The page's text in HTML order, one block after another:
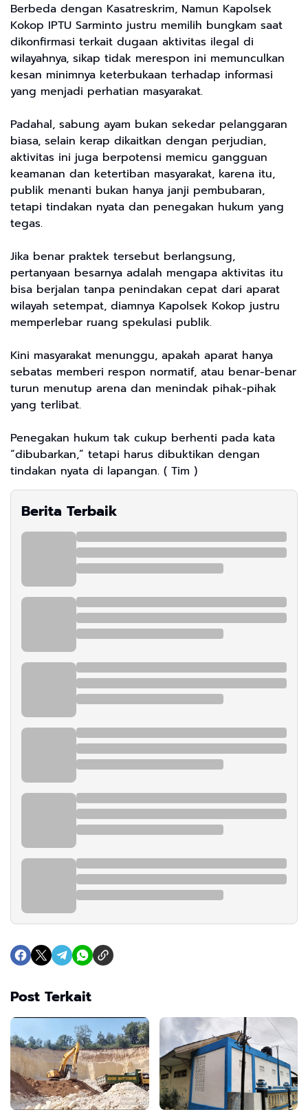
Berbeda dengan Kasatreskrim, Namun Kapolsek
Kokop IPTU Sarminto justru memilih bungkam saat
dikonfirmasi terkait dugaan aktivitas ilegal di
wilayahnya, sikap tidak merespon ini memunculkan
kesan minimnya keterbukaan terhadap informasi
yang menjadi perhatian masyarakat.
Padahal, sabung ayam bukan sekedar pelanggaran
biasa, selain kerap dikaitkan dengan perjudian,
aktivitas ini juga berpotensi memicu gangguan
keamanan dan ketertiban masyarakat, karena itu,
publik menanti bukan hanya janji pembubaran,
tetapi tindakan nyata dan penegakan hukum yang
tegas.
Jika benar praktek tersebut berlangsung,
pertanyaan besarnya adalah mengapa aktivitas itu
bisa berjalan tanpa penindakan cepat dari aparat
wilayah setempat, diamnya Kapolsek Kokop justru
memperlebar ruang spekulasi publik.
Kini masyarakat menunggu, apakah aparat hanya
sebatas memberi respon normatif, atau benar-benar
turun menutup arena dan menindak pihak-pihak
yang terlibat.
Penegakan hukum tak cukup berhenti pada kata
“dibubarkan,” tetapi harus dibuktikan dengan
tindakan nyata di lapangan. ( Tim )
Berita Terbaik
Post Terkait